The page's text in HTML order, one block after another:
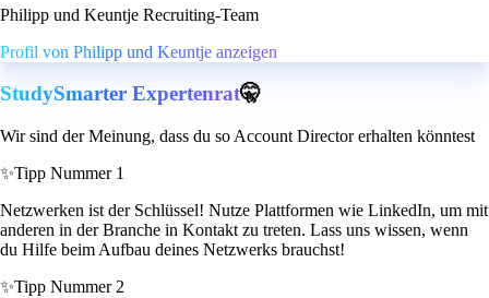
Philipp und Keuntje Recruiting-Team
Profil von Philipp und Keuntje anzeigen
StudySmarter Expertenrat🤫
Wir sind der Meinung, dass du so Account Director erhalten könntest
✨Tipp Nummer 1
Netzwerken ist der Schlüssel! Nutze Plattformen wie LinkedIn, um mit
anderen in der Branche in Kontakt zu treten. Lass uns wissen, wenn
du Hilfe beim Aufbau deines Netzwerks brauchst!
✨Tipp Nummer 2